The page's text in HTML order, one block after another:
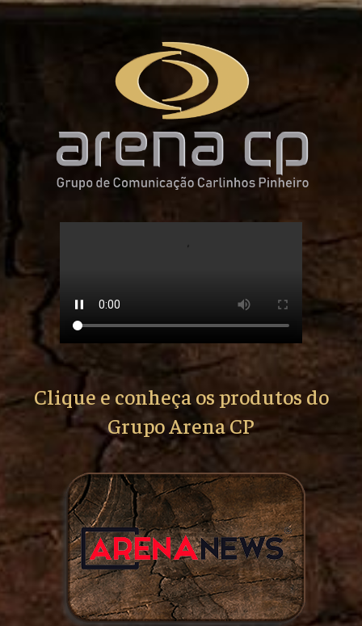
Clique e conheça os produtos do
Grupo Arena CP